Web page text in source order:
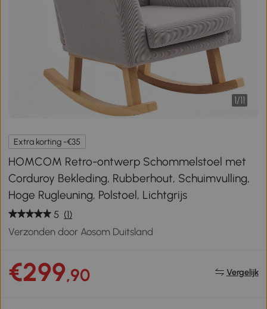
1/11
Extra korting -€35
HOMCOM Retro-ontwerp Schommelstoel met
Corduroy Bekleding, Rubberhout, Schuimvulling,
Hoge Rugleuning, Polstoel, Lichtgrijs
5 (1)
Verzonden door Aosom Duitsland
€299,90 Vergelijk